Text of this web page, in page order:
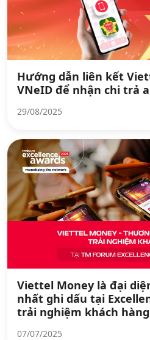
Hướng dẫn liên kết
VNeID để nhận chi trả
29/08/2025
Viettel Money là đại
nhất ghi dấu tại
trải nghiệm khách
07/07/2025